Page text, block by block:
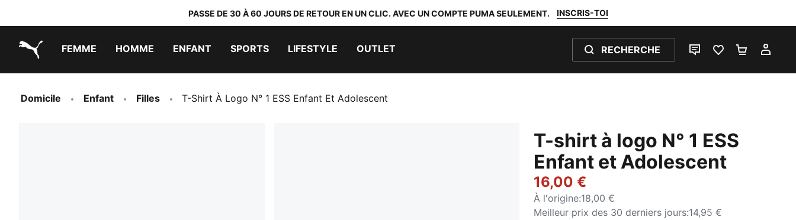
PASSE DE 30 À 60 JOURS DE RETOUR EN UN CLIC. AVEC UN COMPTE PUMA SEULEMENT. INSCRIS-TOI
FEMME HOMME ENFANT SPORTS LIFESTYLE OUTLET RECHERCHE
LIVE CHATFAVORIS 0PANIER 0
Domicile Enfant Filles T-Shirt À Logo N° 1 ESS Enfant Et Adolescent
T-shirt à logo N° 1 ESS
Enfant et Adolescent
16,00 €
À l'origine:18,00 €
Meilleur prix des 30 derniers jours:14,95 €